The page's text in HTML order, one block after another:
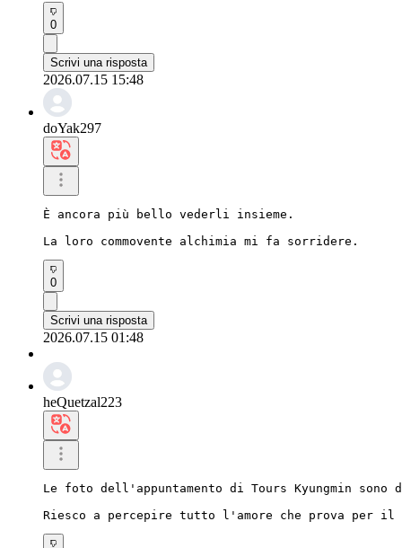
0
Scrivi una risposta
2026.07.15 15:48
doYak297
È ancora più bello vederli insieme.
La loro commovente alchimia mi fa sorridere.
0
Scrivi una risposta
2026.07.15 01:48
heQuetzal223
Le foto dell'appuntamento di Tours Kyungmin sono
Riesco a percepire tutto l'amore che prova per il